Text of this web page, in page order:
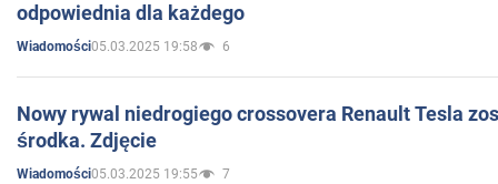
odpowiednia dla każdego
Wiadomości05.03.2025 19:58 6
Nowy rywal niedrogiego crossovera Renault Tesla
środka. Zdjęcie
Wiadomości05.03.2025 19:55 7